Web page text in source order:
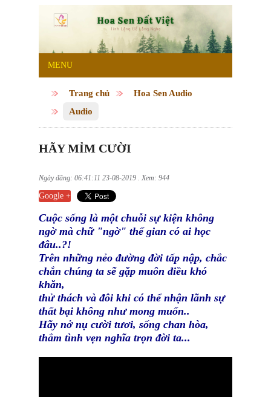
MENU
Trang chủ
Hoa Sen Audio
Audio
HÃY MỈM CƯỜI
Ngày đăng: 06:41:11 23-08-2019 . Xem: 944
Google +
Cuộc sống là một chuỗi sự kiện không
ngờ mà chữ "ngờ" thế gian có ai học
đâu..?!
Trên những nẻo đường đời tấp nập, chắc
chắn chúng ta sẽ gặp muôn điều khó
khăn,
thử thách và đôi khi có thể nhận lãnh sự
thất bại không như mong muốn..
Hãy nở nụ cười tươi, sống chan hòa,
thắm tình vẹn nghĩa trọn đời ta...